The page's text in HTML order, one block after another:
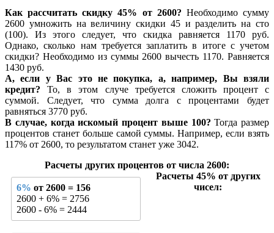
Как рассчитать скидку 45% от 2600? Необходимо сумму
2600 умножить на величину скидки 45 и разделить на сто
(100). Из этого следует, что скидка равняется 1170 руб.
Однако, сколько нам требуется заплатить в итоге с учетом
скидки? Необходимо из суммы 2600 вычесть 1170. Равняется
1430 руб.
А, если у Вас это не покупка, а, например, Вы взяли
кредит? То, в этом случе требуется сложить процент с
суммой. Следует, что сумма долга с процентами будет
равняться 3770 руб.
В случае, когда искомый процент выше 100? Тогда размер
процентов станет больше самой суммы. Например, если взять
117% от 2600, то результатом станет уже 3042.
Расчеты других процентов от числа 2600:
6% от 2600 = 156
2600 + 6% = 2756
2600 - 6% = 2444
Расчеты 45% от других
чисел: